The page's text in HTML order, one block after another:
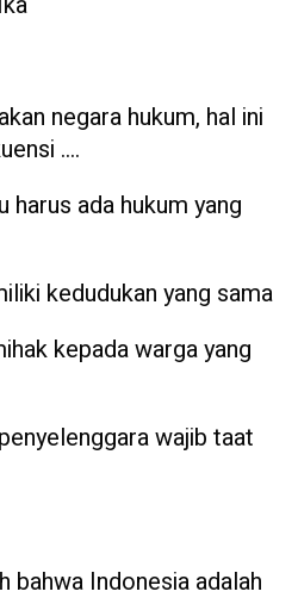
negara hukum, hal ini
….
harus ada hukum yang
kedudukan yang sama
kepada warga yang
wajib taat
bahwa Indonesia adalah